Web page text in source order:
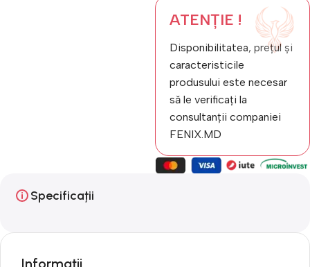
ATENȚIE !
Disponibilitatea, prețul și
caracteristicile
produsului este necesar
să le verificați la
consultanții companiei
FENIX.MD
Specificații
Informații